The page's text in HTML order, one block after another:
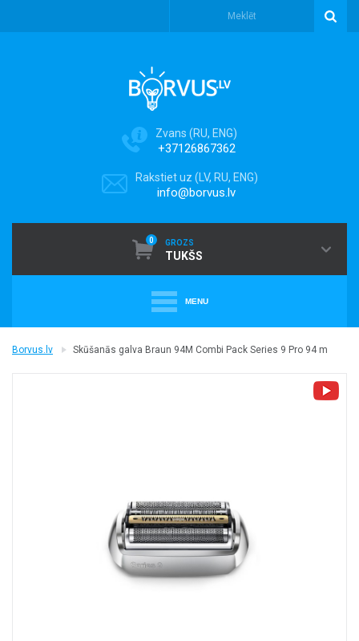
Zvans (RU, ENG)
+37126867362
Rakstiet uz (LV, RU, ENG)
info@borvus.lv
0 GROZS
TUKŠS
MENU
+
PUTEKĻU SŪCĒJI
+
Borvus.lv Skūšanās galva Braun 94M Combi Pack Series 9 Pro 94 m